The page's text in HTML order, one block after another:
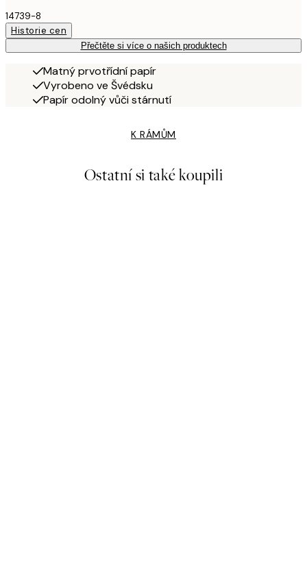
14739-8
Historie cen
Přečtěte si více o našich produktech
Matný prvotřídní papír
Vyrobeno ve Švédsku
Papír odolný vůči stárnutí
K RÁMŮM
Ostatní si také koupili